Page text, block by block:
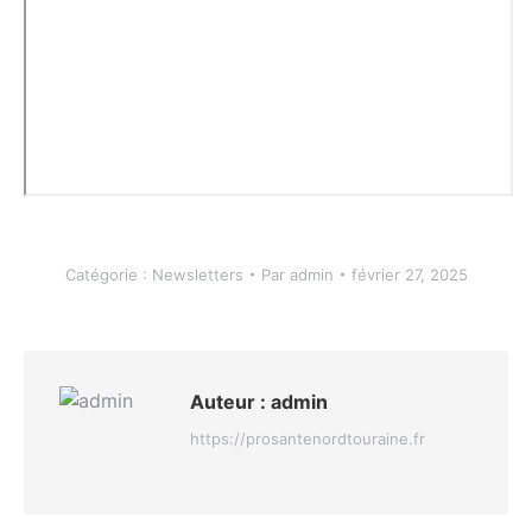
Catégorie : Newsletters Par admin février 27, 2025
Auteur : admin
https://prosantenordtouraine.fr